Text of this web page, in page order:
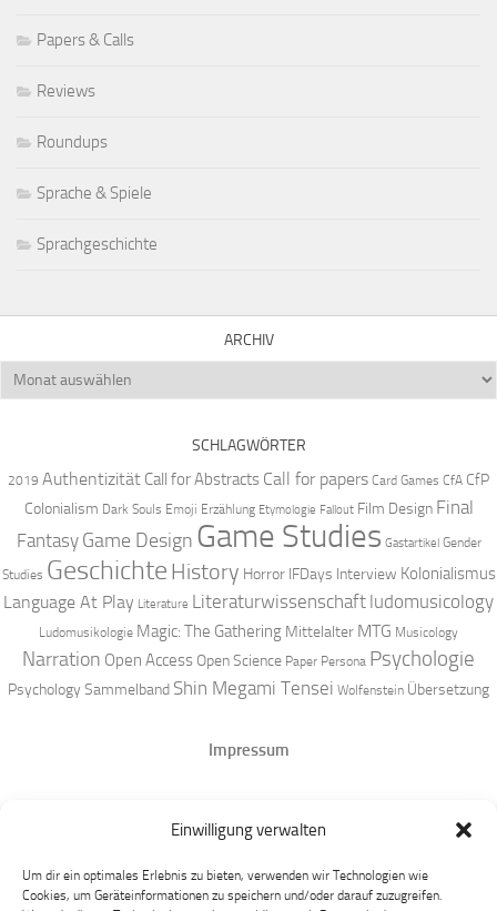
Einwilligung verwalten
Um dir ein optimales Erlebnis zu bieten, verwenden wir Technologien wie
Cookies, um Geräteinformationen zu speichern und/oder darauf zuzugreifen.
Papers & Calls
Reviews
Roundups
Sprache & Spiele
Sprachgeschichte
ARCHIV
Archiv
SCHLAGWÖRTER
2019 Authentizität Call for Abstracts Call for papers Card Games CfA CfP
Colonialism Dark Souls Emoji Erzählung Etymologie Fallout Film Design Final
Fantasy Game Design Game Studies Gastartikel Gender
Studies Geschichte History Horror IFDays Interview Kolonialismus
Language At Play Literature Literaturwissenschaft ludomusicology
Ludomusikologie Magic: The Gathering Mittelalter MTG Musicology
Narration Open Access Open Science Paper Persona Psychologie
PsychologySammelband Shin Megami Tensei Wolfenstein Übersetzung
Impressum
Mastodon